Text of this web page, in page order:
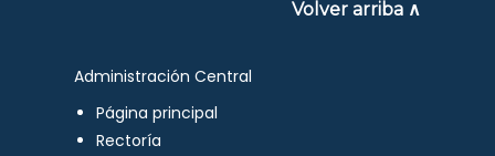
Volver arriba ∧
Administración Central
Página principal
Rectoría